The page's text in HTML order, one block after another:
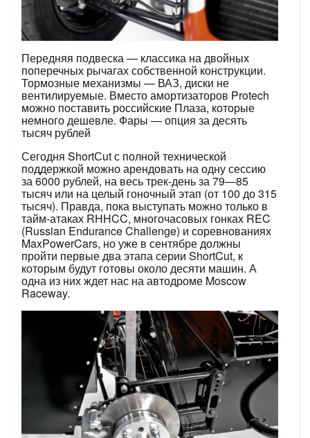
Передняя подвеска — классика на двойных
поперечных рычагах собственной конструкции.
Тормозные механизмы — ВАЗ, диски не
вентилируемые. Вместо амортизаторов Protech
можно поставить российские Плаза, которые
немного дешевле. Фары — опция за десять
тысяч рублей
Сегодня ShortСut с полной технической
поддержкой можно арендовать на одну сессию
за 6000 рублей, на весь трек-день за 79—85
тысяч или на целый гоночный этап (от 100 до 315
тысяч). Правда, пока выступать можно только в
тайм-атаках RHHCC, многочасовых гонках REC
(Russian Endurance Challenge) и соревнованиях
MaxPowerCars, но уже в сентябре должны
пройти первые два этапа серии ShortCut, к
которым будут готовы около десяти машин. А
одна из них ждет нас на автодроме Moscow
Raceway.